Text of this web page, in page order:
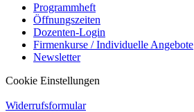
Programmheft
Öffnungszeiten
Dozenten-Login
Firmenkurse / Individuelle Angebote
Newsletter
Cookie Einstellungen
Widerrufsformular